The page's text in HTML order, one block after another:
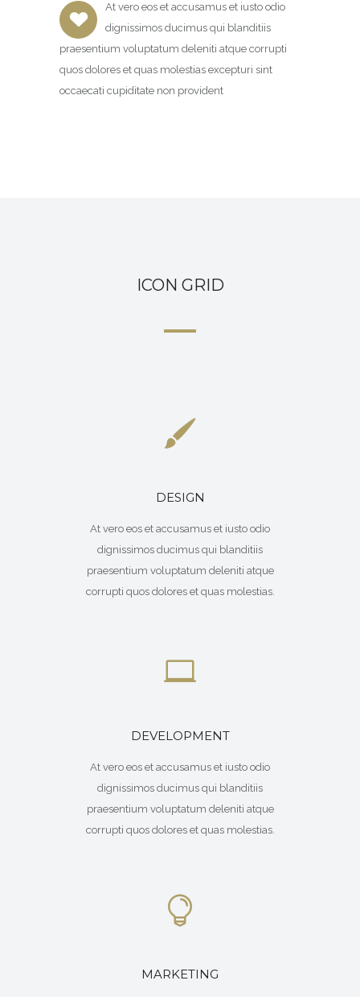
At vero eos et accusamus et iusto odio
dignissimos ducimus qui blanditiis
praesentium voluptatum deleniti atque corrupti
quos dolores et quas molestias excepturi sint
occaecati cupiditate non provident
ICON GRID
DESIGN
At vero eos et accusamus et iusto odio
dignissimos ducimus qui blanditiis
praesentium voluptatum deleniti atque
corrupti quos dolores et quas molestias.
DEVELOPMENT
At vero eos et accusamus et iusto odio
dignissimos ducimus qui blanditiis
praesentium voluptatum deleniti atque
corrupti quos dolores et quas molestias.
MARKETING